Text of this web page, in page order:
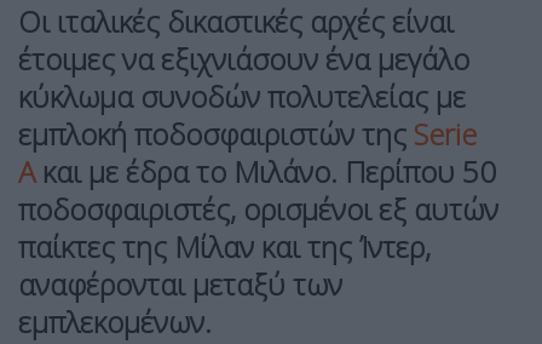
Οι ιταλικές δικαστικές αρχές είναι
έτοιμες να εξιχνιάσουν ένα μεγάλο
κύκλωμα συνοδών πολυτελείας με
εμπλοκή ποδοσφαιριστών της Serie
Aκαι με έδρα το Μιλάνο. Περίπου 50
ποδοσφαιριστές, ορισμένοι εξ αυτών
παίκτες της Μίλαν και της Ίντερ,
αναφέρονται μεταξύ των
εμπλεκομένων.